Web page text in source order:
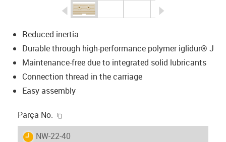
igus-icon-arrow-left
Reduced inertia
Durable through high-performance polymer iglidur® J
Maintenance-free due to integrated solid lubricants
Connection thread in the carriage
Easy assembly
Parça No.
igus-icon-lieferzeit
NW-22-40